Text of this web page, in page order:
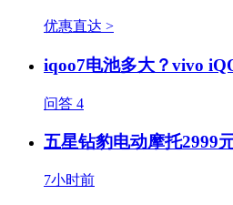
优惠直达 >
iqoo7电池多大？vivo
问答 4
五星钻豹电动摩托2999
7小时前